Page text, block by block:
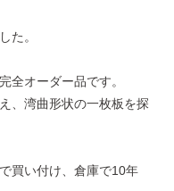
た。
全オーダー品です。
、湾曲形状の一枚板を探
買い付け、倉庫で10年